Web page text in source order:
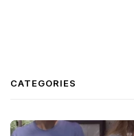
CATEGORIES